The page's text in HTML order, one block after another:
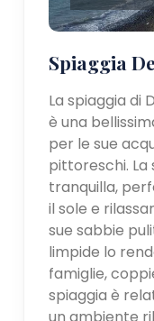
Spiaggia
La spiaggia di
è una
per le sue
pittoreschi.
tranquilla,
il sole e
sue sabbie
limpide lo
famiglie,
spiaggia è